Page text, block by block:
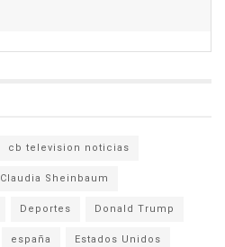
cb television noticias
Claudia Sheinbaum
Deportes Donald Trump
españa Estados Unidos